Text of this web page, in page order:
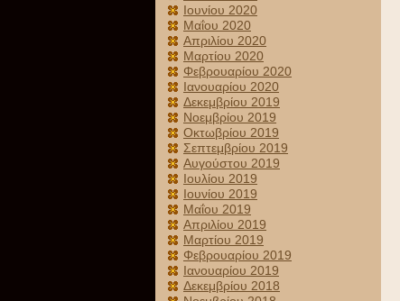
Ιουνίου 2020
Μαΐου 2020
Απριλίου 2020
Μαρτίου 2020
Φεβρουαρίου 2020
Ιανουαρίου 2020
Δεκεμβρίου 2019
Νοεμβρίου 2019
Οκτωβρίου 2019
Σεπτεμβρίου 2019
Αυγούστου 2019
Ιουλίου 2019
Ιουνίου 2019
Μαΐου 2019
Απριλίου 2019
Μαρτίου 2019
Φεβρουαρίου 2019
Ιανουαρίου 2019
Δεκεμβρίου 2018